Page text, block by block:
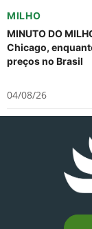
MILHO
MINUTO DO
Chicago,
preços no Brasil
04/08/26